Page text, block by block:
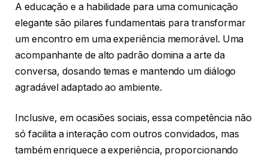
A educação e a habilidade para uma comunicação
elegante são pilares fundamentais para transformar
um encontro em uma experiência memorável. Uma
acompanhante de alto padrão domina a arte da
conversa, dosando temas e mantendo um diálogo
agradável adaptado ao ambiente.
Inclusive, em ocasiões sociais, essa competência não
só facilita a interação com outros convidados, mas
também enriquece a experiência, proporcionando